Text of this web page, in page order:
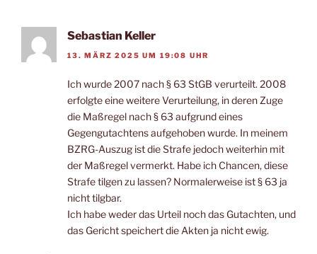
Sebastian Keller
13. MÄRZ 2025 UM 19:08 UHR
Ich wurde 2007 nach § 63 StGB verurteilt. 2008
erfolgte eine weitere Verurteilung, in deren Zuge
die Maßregel nach § 63 aufgrund eines
Gegengutachtens aufgehoben wurde. In meinem
BZRG-Auszug ist die Strafe jedoch weiterhin mit
der Maßregel vermerkt. Habe ich Chancen, diese
Strafe tilgen zu lassen? Normalerweise ist § 63 ja
nicht tilgbar.
Ich habe weder das Urteil noch das Gutachten, und
das Gericht speichert die Akten ja nicht ewig.